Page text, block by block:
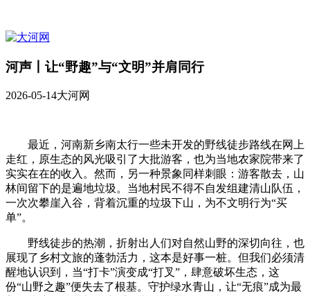
河声丨让“野趣”与“文明”并肩同行
2026-05-14大河网
最近，河南新乡南太行一些未开发的野线徒步路线在网上
走红，原生态的风光吸引了大批游客，也为当地农家院带来了
实实在在的收入。然而，另一种景象同样刺眼：游客散去，山
林间留下的是遍地垃圾。当地村民不得不自发组建清山队伍，
一次次攀崖入谷，背着沉重的垃圾下山，为不文明行为“买
单”。
野线徒步的热潮，折射出人们对自然山野的深切向往，也
展现了乡村文旅的蓬勃活力，这本是好事一桩。但我们必须清
醒地认识到，当“打卡”演变成“打叉”，肆意破坏生态，这
份“山野之趣”便失去了根基。守护绿水青山，让“无痕”成为最